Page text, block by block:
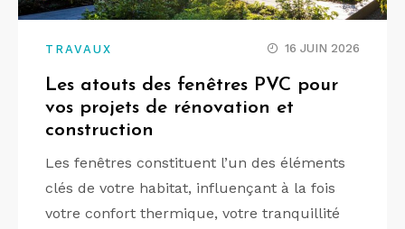
TRAVAUX 16 JUIN 2026
Les atouts des fenêtres PVC pour
vos projets de rénovation et
construction
Les fenêtres constituent l’un des éléments
clés de votre habitat, influençant à la fois
votre confort thermique, votre tranquillité